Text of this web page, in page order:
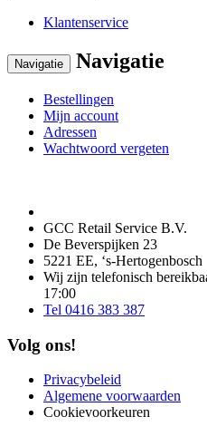
Klantenservice
Navigatie Navigatie
Bestellingen
Mijn account
Adressen
Wachtwoord vergeten
GCC Retail Service B.V.
De Beverspijken 23
5221 EE, ‘s-Hertogenbosch
Wij zijn telefonisch
17:00
Tel 0416 383 387
Volg ons!
Privacybeleid
Algemene voorwaarden
Cookievoorkeuren